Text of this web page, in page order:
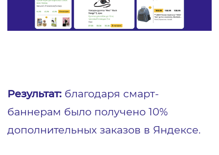
Результат: благодаря смарт-
баннерам было получено 10%
дополнительных заказов в Яндексе.